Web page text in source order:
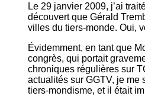
Le 29 janvier 2009, j’ai
découvert que Gérald
villes du tiers-monde. Oui,
Évidemment, en tant que
congrès, qui portait
chroniques régulières sur
actualités sur GGTV, je me
tiers-mondisme, et il était